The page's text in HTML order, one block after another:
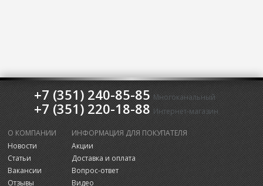
+7 (351) 240-85-85 Многоканальный
+7 (351) 220-18-88 Интернет-магазин
О КОМПАНИИ
Новости
Статьи
Вакансии
Отзывы
ИНФОРМАЦИЯ ДЛЯ ПОКУПАТЕЛЯ
Акции
Доставка и оплата
Вопрос-ответ
Видео